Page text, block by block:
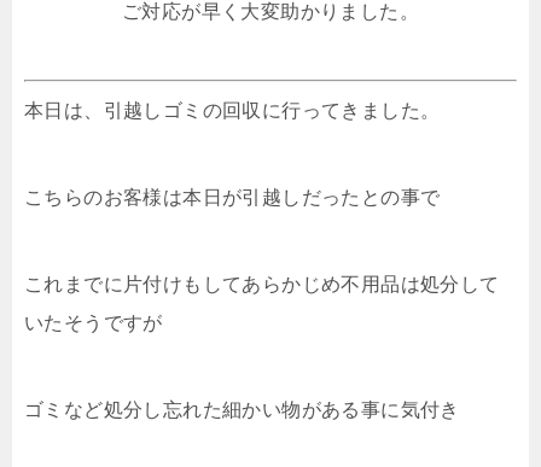
ご対応が早く大変助かりました。
本日は、引越しゴミの回収に行ってきました。
こちらのお客様は本日が引越しだったとの事で
これまでに片付けもしてあらかじめ不用品は処分して
いたそうですが
ゴミなど処分し忘れた細かい物がある事に気付き